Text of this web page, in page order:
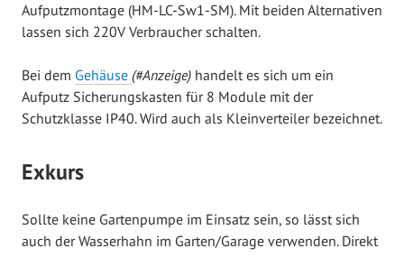
Aufputzmontage (HM-LC-Sw1-SM). Mit beiden Alternativen
lassen sich 220V Verbraucher schalten.
Bei dem Gehäuse (#Anzeige) handelt es sich um ein
Aufputz Sicherungskasten für 8 Module mit der
Schutzklasse IP40. Wird auch als Kleinverteiler bezeichnet.
Exkurs
Sollte keine Gartenpumpe im Einsatz sein, so lässt sich
auch der Wasserhahn im Garten/Garage verwenden. Direkt